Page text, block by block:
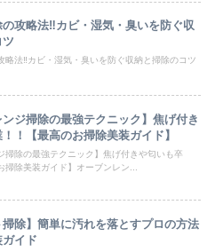
攻略法‼カビ・湿気・臭いを防ぐ収
略法‼カビ・湿気・臭いを防ぐ収納と掃除のコツ
ンジ掃除の最強テクニック】焦げ付き
！【最高のお掃除美装ガイド】
掃除の最強テクニック】焦げ付きや匂いも卒
掃除美装ガイド】オーブンレン...
掃除】簡単に汚れを落とすプロの方法
ガイド